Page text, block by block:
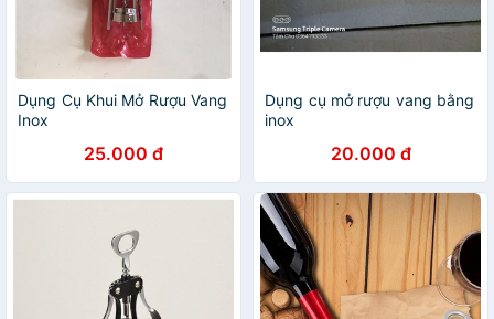
Dụng Cụ Khui Mở Rượu Vang
Inox
25.000 đ
Dụng cụ mở rượu vang bằng
inox
20.000 đ